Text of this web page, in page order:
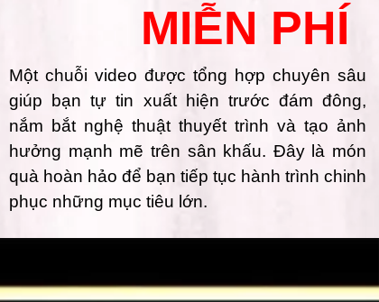
Một chuỗi video được tổng hợp chuyên sâu
giúp bạn tự tin xuất hiện trước đám đông,
nắm bắt nghệ thuật thuyết trình và tạo ảnh
hưởng mạnh mẽ trên sân khấu. Đây là món
quà hoàn hảo để bạn tiếp tục hành trình chinh
phục những mục tiêu lớn.
MIỄN PHÍ